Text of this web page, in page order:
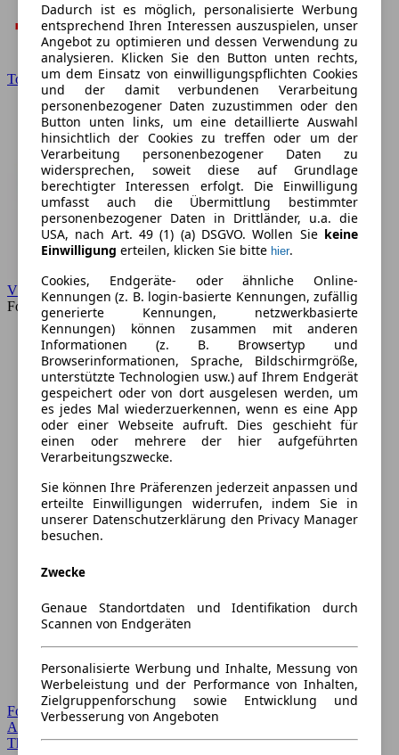
Toyota
VW
Forum
Forum Startseite
Alle Auto-Foren
Themen-Forum
Dadurch ist es möglich, personalisierte Werbung
entsprechend Ihren Interessen auszuspielen, unser
Angebot zu optimieren und dessen Verwendung zu
analysieren. Klicken Sie den Button unten rechts,
um dem Einsatz von einwilligungspflichten Cookies
und der damit verbundenen Verarbeitung
personenbezogener Daten zuzustimmen oder den
Button unten links, um eine detaillierte Auswahl
hinsichtlich der Cookies zu treffen oder um der
Verarbeitung personenbezogener Daten zu
widersprechen, soweit diese auf Grundlage
berechtigter Interessen erfolgt. Die Einwilligung
umfasst auch die Übermittlung bestimmter
personenbezogener Daten in Drittländer, u.a. die
USA, nach Art. 49 (1) (a) DSGVO. Wollen Sie keine
Einwilligung erteilen, klicken Sie bitte hier.
Cookies, Endgeräte- oder ähnliche Online-
Kennungen (z. B. login-basierte Kennungen, zufällig
generierte Kennungen, netzwerkbasierte
Kennungen) können zusammen mit anderen
Informationen (z. B. Browsertyp und
Browserinformationen, Sprache, Bildschirmgröße,
unterstützte Technologien usw.) auf Ihrem Endgerät
gespeichert oder von dort ausgelesen werden, um
es jedes Mal wiederzuerkennen, wenn es eine App
oder einer Webseite aufruft. Dies geschieht für
einen oder mehrere der hier aufgeführten
Verarbeitungszwecke.
Sie können Ihre Präferenzen jederzeit anpassen und
erteilte Einwilligungen widerrufen, indem Sie in
unserer Datenschutzerklärung den Privacy Manager
besuchen.
Zwecke
Genaue Standortdaten und Identifikation durch
Scannen von Endgeräten
Personalisierte Werbung und Inhalte, Messung von
Werbeleistung und der Performance von Inhalten,
Zielgruppenforschung sowie Entwicklung und
Verbesserung von Angeboten